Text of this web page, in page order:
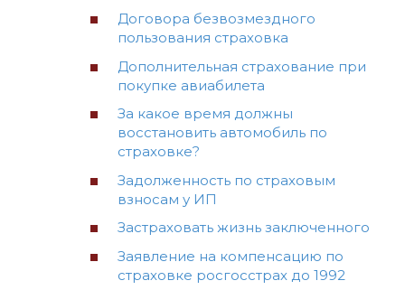
Договора безвозмездного
пользования страховка
Дополнительная страхование при
покупке авиабилета
За какое время должны
восстановить автомобиль по
страховке?
Задолженность по страховым
взносам у ИП
Застраховать жизнь заключенного
Заявление на компенсацию по
страховке росгосстрах до 1992